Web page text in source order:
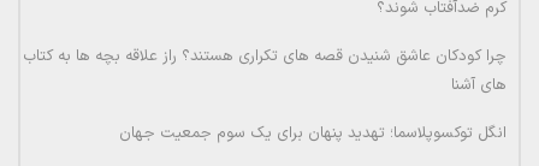
کرم ضدآفتاب شوند؟
چرا کودکان عاشق شنیدن قصه های تکراری هستند؟ راز علاقه بچه ها به کتاب
های آشنا
انگل توکسوپلاسما؛ تهدید پنهان برای یک سوم جمعیت جهان